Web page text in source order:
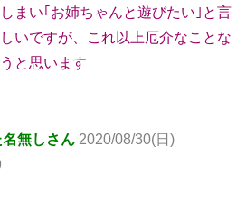
まい｢お姉ちゃんと遊びたい｣と言
いですが、これ以上厄介なことな
と思います
無しさん 2020/08/30(日)